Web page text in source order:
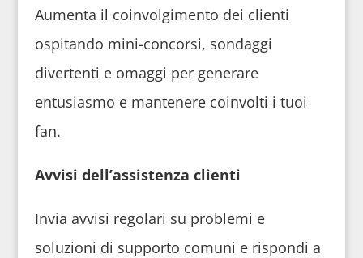
Aumenta il coinvolgimento dei clienti
ospitando mini-concorsi, sondaggi
divertenti e omaggi per generare
entusiasmo e mantenere coinvolti i tuoi
fan.
Avvisi dell’assistenza clienti
Invia avvisi regolari su problemi e
soluzioni di supporto comuni e rispondi a